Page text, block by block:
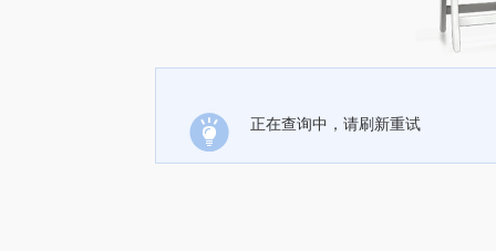
正在查询中，请刷新重试